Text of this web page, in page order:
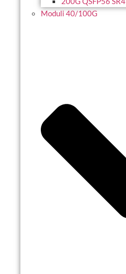
Moduli 40/100G